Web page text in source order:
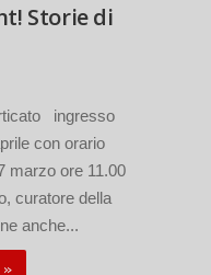
Storie di
ingresso
con orario
marzo ore 11.00
curatore della
anche...
»